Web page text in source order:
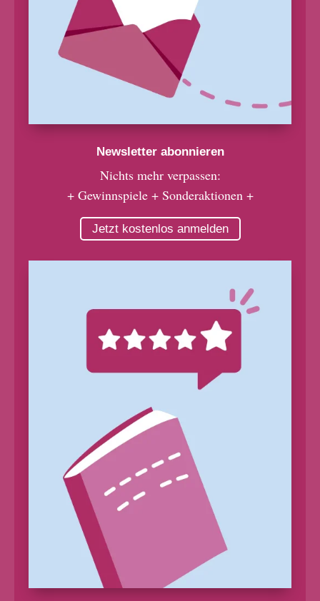
Newsletter abonnieren
Nichts mehr verpassen:
+ Gewinnspiele + Sonderaktionen +
Jetzt kostenlos anmelden